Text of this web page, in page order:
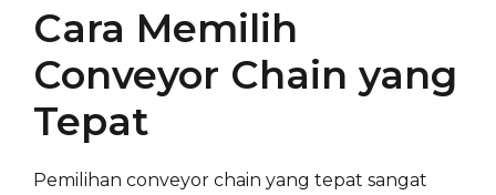
Cara Memilih
Conveyor Chain yang
Tepat
Pemilihan conveyor chain yang tepat sangat